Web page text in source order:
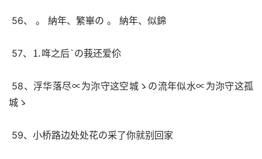
56、 。 納年、繁崋の 。 納年、似錦
57、⒈哖之后`の莪还爱伱
城ゝ
59、小桥路边处处花の采了你就别回家